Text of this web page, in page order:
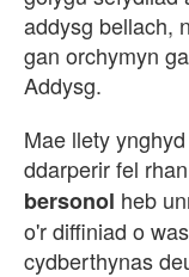
addysg bellach,
gan orchymyn
Addysg.
Mae llety
ddarperir fel
bersonol heb
o'r diffiniad o
cydberthynas